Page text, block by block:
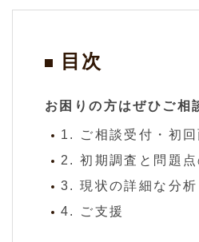
目次
お困りの方はぜひご相
1. ご相談受付・初回
2. 初期調査と問題点
3. 現状の詳細な分析
4. ご支援